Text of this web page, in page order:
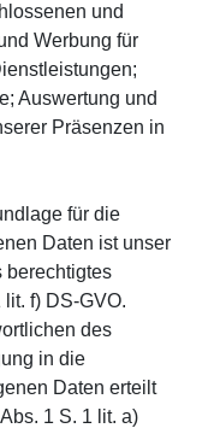
und
Werbung für
Auswertung und
Präsenzen in
für die
Daten ist unser
berechtigtes
lit. f) DS-GVO.
des
in die
Daten erteilt
1 S. 1 lit. a)